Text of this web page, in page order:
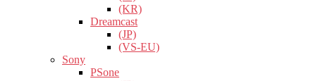
(KR)
Dreamcast
(JP)
(VS-EU)
Sony
PSone